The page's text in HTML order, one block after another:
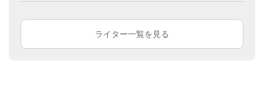
ライター一覧を見る